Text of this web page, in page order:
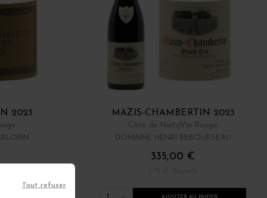
Tout refuser
2023 MAZIS-CHAMBERTIN 2023
Côte de Nuits Vin Rouge
DOMAINE HENRI REBOURSEAU
335,00 €
AJOUTER AU PANIER